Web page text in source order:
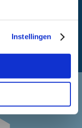
Instellingen
Projects
website?